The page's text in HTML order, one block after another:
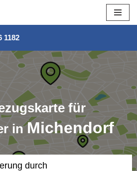
1182
für
inMichendorf
durch